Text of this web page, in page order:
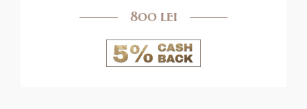
800 lei